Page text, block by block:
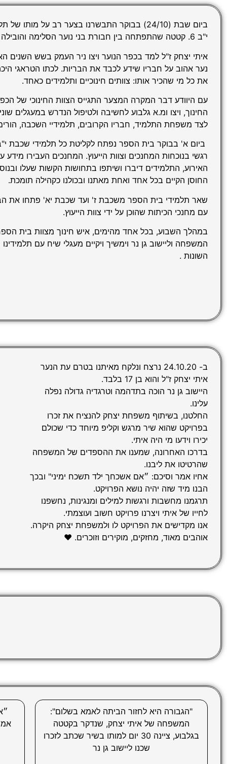
ביום שבת (24/10) בבוקר התבשרנו בצער רב על מותו
י"ב 6. קטטה שהתפתחה בין חבורת בני נוער הסלימה והובילה למותו הטרגי.
איתי יצחק ז"ל למד בכפר הנוער ויצו ניר העמק בשש השנים
נער אהוב על חבריו שידע לכבד את הבריות. לכתו הטראגי
את כל מי שהכיר אותו: צוותים חינוכיים ותלמידים כאחד.
עם היוודע דבר המקרה המצער התגייס הצוות החינוכי של
החינוך, ויצו ומ.א גלבוע לחשיבה ולטיפול הנדרש במעגלים
לצד משפחת התלמיד, חבריו הקרובים, תלמידיי השכבה,
ביום א' בבוקר בית הספר נפתח לקליטת כל תלמידי שכבת
רגשי בנוכחות המחנכים וצוות הייעוץ. המחנכים העבירו מידע
האירוע, התלמידים דיברו ושיתפו בתחושות הקשות שעלו
החוסן הקיים בכל אחד ואחת מאתנו ובכולנו כקהילה תומכת.
שאר תלמידי בית הספר משכבת ז' ועד שכבת יא' פתחו את
עם מחנכי הכיתות שהוכן על ידי צוות הייעוץ.
במהלך השבוע, בכל אחד מהימים, איש חינוך מצוות בית
המשפחה וליישוב גן נר וימשיך ויקיים מעגלי שיח עם
השונות .
ב- 24.10.20 נרצח ונלקח מאיתנו בטרם עת הנער
איתי יצחק ז"ל והוא בן 17 בלבד.
היישוב גן נר הוכה בתדהמה וטרגדיה גדולה נפלה
עלינו.
החלטנו, בשיתוף משפחת יצחק להנציח את זכרו
בפרויקט שהוא שיר מרגש וקליפ מיוחד כדי שכולם
יכירו וידעו מי היה איתי.
בדרכו האחרונה, שמענו את ההספדים של המשפחה
שהרטיטו את ליבנו.
אחיו אמר וסיכם: ״אם אשכחך ילד תשכח ימיני" ובכך
הבנו מיד שזה יהיה נושא הפרויקט.
תרגמנו מחשבות ורגשות למילים ומנגינות, נחשפנו
לחייו של איתי ויצרנו פרויקט חשוב ועוצמתי.
אנו מקדישים את הפרויקט לו ולמשפחת יצחק היקרה.
אוהבים מאוד, מחזקים, מוקירים וזוכרים. ❤️
"הגבורה היא לחזור הביתה לאמא בשלום":
המשפחה של איתי יצחק, שנדקר בקטטה
בגלבוע, ציינה 30 יום למותו בשיר שכתב לזכרו
שכנו ליישוב גן נר